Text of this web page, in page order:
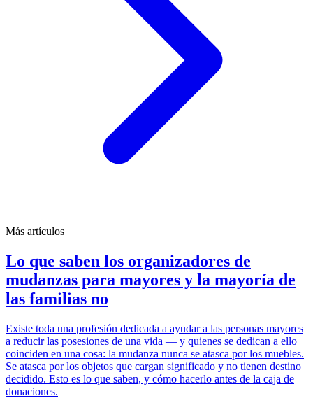
Más artículos
Lo que saben los organizadores de
mudanzas para mayores y la mayoría de
las familias no
Existe toda una profesión dedicada a ayudar a las personas mayores
a reducir las posesiones de una vida — y quienes se dedican a ello
coinciden en una cosa: la mudanza nunca se atasca por los muebles.
Se atasca por los objetos que cargan significado y no tienen destino
decidido. Esto es lo que saben, y cómo hacerlo antes de la caja de
donaciones.